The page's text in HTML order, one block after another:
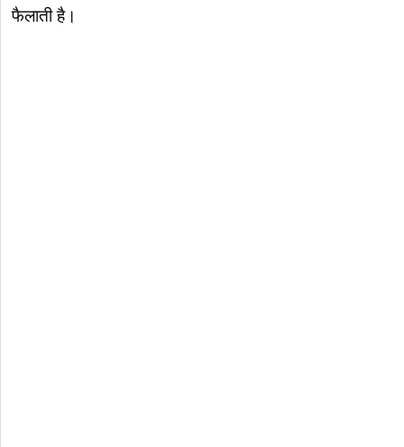
फैलाती है।